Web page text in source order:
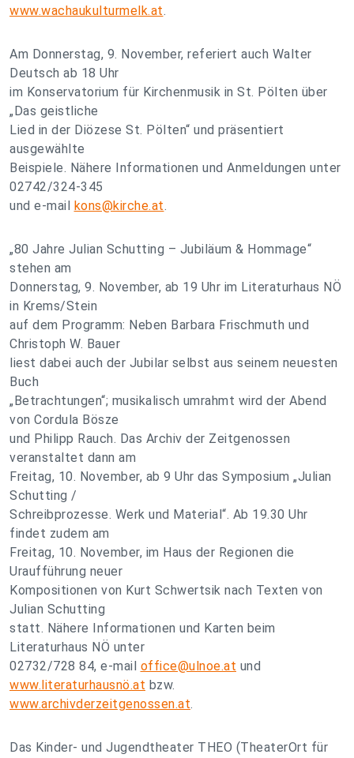
www.wachaukulturmelk.at.
Am Donnerstag, 9. November, referiert auch Walter
Deutsch ab 18 Uhr
im Konservatorium für Kirchenmusik in St. Pölten über
„Das geistliche
Lied in der Diözese St. Pölten“ und präsentiert
ausgewählte
Beispiele. Nähere Informationen und Anmeldungen unter
02742/324-345
und e-mail kons@kirche.at.
„80 Jahre Julian Schutting – Jubiläum & Hommage“
stehen am
Donnerstag, 9. November, ab 19 Uhr im Literaturhaus NÖ
in Krems/Stein
auf dem Programm: Neben Barbara Frischmuth und
Christoph W. Bauer
liest dabei auch der Jubilar selbst aus seinem neuesten
Buch
„Betrachtungen“; musikalisch umrahmt wird der Abend
von Cordula Bösze
und Philipp Rauch. Das Archiv der Zeitgenossen
veranstaltet dann am
Freitag, 10. November, ab 9 Uhr das Symposium „Julian
Schutting /
Schreibprozesse. Werk und Material“. Ab 19.30 Uhr
findet zudem am
Freitag, 10. November, im Haus der Regionen die
Uraufführung neuer
Kompositionen von Kurt Schwertsik nach Texten von
Julian Schutting
statt. Nähere Informationen und Karten beim
Literaturhaus NÖ unter
02732/728 84, e-mail office@ulnoe.at und
www.literaturhausnö.at bzw.
www.archivderzeitgenossen.at.
Das Kinder- und Jugendtheater THEO (TheaterOrt für